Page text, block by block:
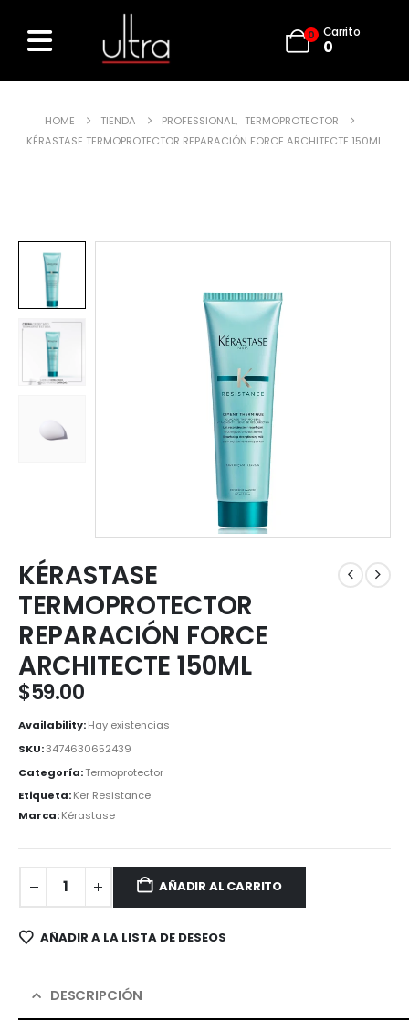
0 Carrito
0
HOME TIENDA PROFESSIONAL, TERMOPROTECTOR
KÉRASTASE TERMOPROTECTOR REPARACIÓN FORCE ARCHITECTE 150ML
KÉRASTASE
TERMOPROTECTOR
REPARACIÓN FORCE
ARCHITECTE 150ML
$59.00
Availability:Hay existencias
SKU:3474630652439
Categoría:Termoprotector
Etiqueta:Ker Resistance
Marca:Kérastase
AÑADIR AL CARRITO
AÑADIR A LA LISTA DE DESEOS
DESCRIPCIÓN